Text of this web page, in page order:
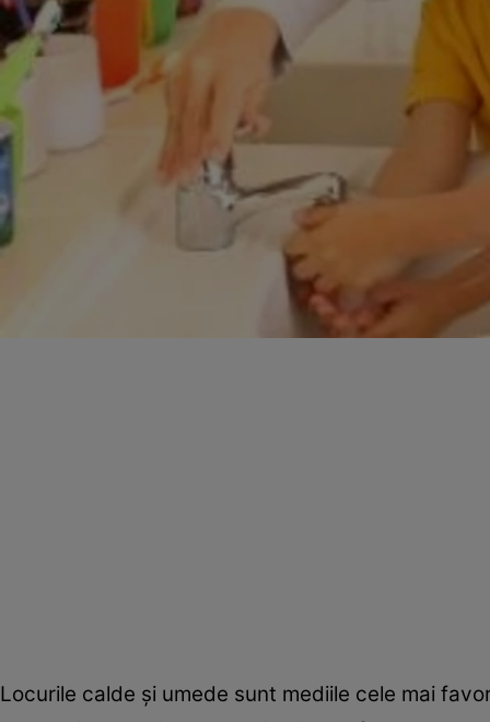
Locurile calde şi umede sunt mediile cele mai